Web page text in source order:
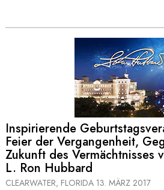
Inspirierende
Feier der Vergangenheit,
Zukunft des Vermächtnisses
L. Ron Hubbard
CLEARWATER, FLORIDA 13. MÄRZ 2017